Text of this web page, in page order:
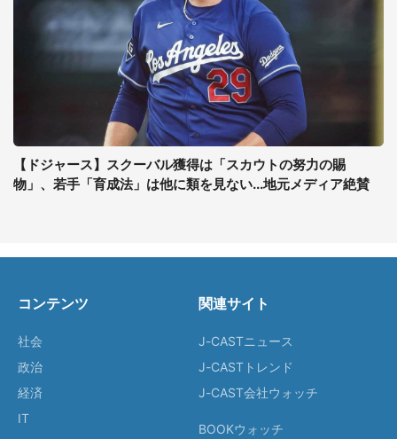
【ドジャース】スクーバル獲得は「スカウトの努力の賜
物」、若手「育成法」は他に類を見ない...地元メディア絶賛
コンテンツ
社会
政治
経済
IT
関連サイト
J-CASTニュース
J-CASTトレンド
J-CAST会社ウォッチ
BOOKウォッチ